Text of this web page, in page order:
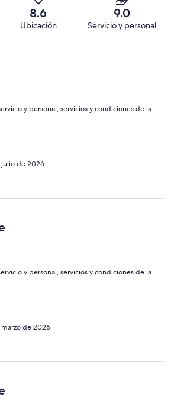
8.6
Ubicación
9.0
Servicio y personal
y personal, servicios y condiciones de la
julio de 2026
y personal, servicios y condiciones de la
de 2026